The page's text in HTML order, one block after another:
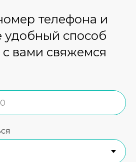
телефона и
удобный способ
с вами свяжемся